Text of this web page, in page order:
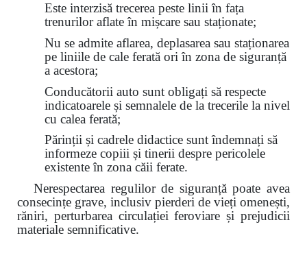
Este interzisă trecerea peste linii în fața
trenurilor aflate în mișcare sau staționate;
Nu se admite aflarea, deplasarea sau staționarea
pe liniile de cale ferată ori în zona de siguranță
a acestora;
Conducătorii auto sunt obligați să respecte
indicatoarele și semnalele de la trecerile la nivel
cu calea ferată;
Părinții și cadrele didactice sunt îndemnați să
informeze copiii și tinerii despre pericolele
existente în zona căii ferate.
Nerespectarea regulilor de siguranță poate avea
consecințe grave, inclusiv pierderi de vieți omenești,
răniri, perturbarea circulației feroviare și prejudicii
materiale semnificative.